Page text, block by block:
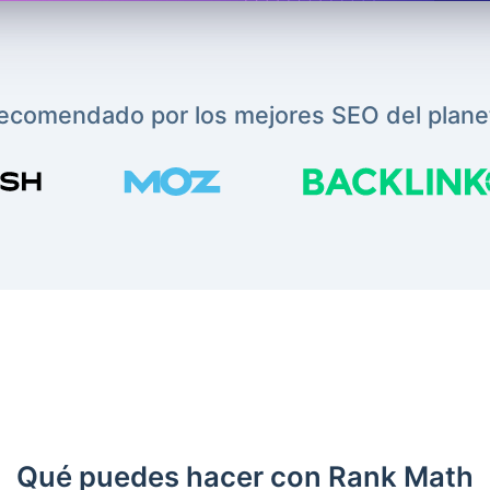
por los mejores SEO del
Qué puedes hacer con Rank Math